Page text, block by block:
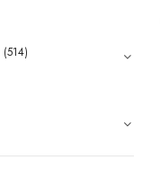
(514)